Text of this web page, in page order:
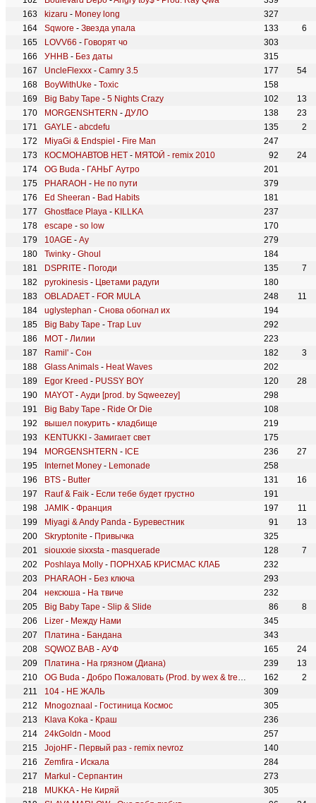
kizaru - Money long
327
Sqwore - Звезда упала 133
6
LOVV66 - Говорят чо
303
УННВ - Без даты
315
UncleFlexxx - Camry 3.5 177
54
BoyWithUke - Toxic
158
Big Baby Tape - 5 Nights Crazy 102
13
MORGENSHTERN - ДУЛО 138
23
GAYLE - abcdefu 135
2
MiyaGi & Endspiel - Fire Man
247
КОСМОНАВТОВ НЕТ - МЯТОЙ - remix 2010 92
24
OG Buda - ГАНЬГ Аутро
201
PHARAOH - Не по пути
379
Ed Sheeran - Bad Habits
181
Ghostface Playa - KILLKA
237
escape - so low
170
10AGE - Ау
279
Twinky - Ghoul
184
DSPRITE - Погоди 135
7
pyrokinesis - Цветами радуги
180
OBLADAET - FOR MULA 248
11
uglystephan - Снова обогнал их
194
Big Baby Tape - Trap Luv
292
МОТ - Лилии
223
Ramil' - Сон 182
3
Glass Animals - Heat Waves
202
Egor Kreed - PUSSY BOY 120
28
MAYOT - Ауди [prod. by Sqweezey]
298
Big Baby Tape - Ride Or Die
108
вышел покурить - кладбище
219
KENTUKKI - Замигает свет
175
MORGENSHTERN - ICE 236
27
Internet Money - Lemonade
258
BTS - Butter 131
16
Rauf & Faik - Если тебе будет грустно
191
JAMIK - Франция 197
11
Miyagi & Andy Panda - Буревестник 91
13
Skryptonite - Привычка
325
siouxxie sixxsta - masquerade 128
7
Poshlaya Molly - ПОРНХАБ КРИСМАС КЛАБ
232
PHARAOH - Без ключа
293
нексюша - На твиче
232
Big Baby Tape - Slip & Slide 86
8
Lizer - Между Нами
345
Платина - Бандана
343
SQWOZ BAB - АУФ 165
24
Платина - На грязном (Диана) 239
13
OG Buda - Добро Пожаловать (Prod. by wex & treepside) 162
2
104 - НЕ ЖАЛЬ
309
Mnogoznaal - Гостиница Космос
305
Klava Koka - Краш
236
24kGoldn - Mood
257
JojoHF - Первый раз - remix nevroz
140
Zemfira - Искала
284
Markul - Серпантин
273
MUKKA- Не Киряй
305